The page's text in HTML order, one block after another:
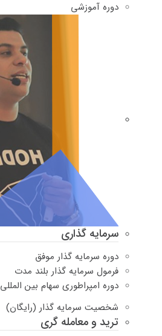
دوره‌ آموزشی
سرمایه گذاری
دوره سرمایه گذار موفق
فرمول سرمایه گذار بلند مدت
دوره امپراطوری سهام بین المللی
شخصیت سرمایه گذار (رایگان)
ترید و معامله گری